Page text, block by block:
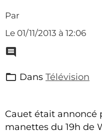
Par
Le 01/11/2013 à 12:06
Dans Télévision
Cauet était annoncé
manettes du 19h de